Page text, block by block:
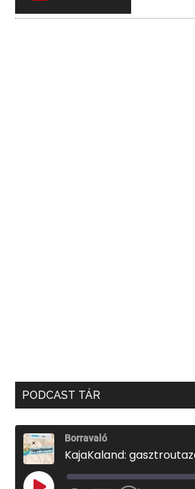
PODCAST TÁR
Borravaló
KajaKaland: